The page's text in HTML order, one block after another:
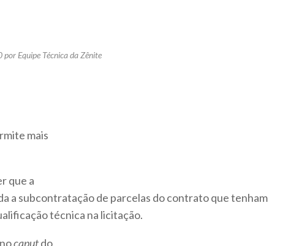
por Equipe Técnica da Zênite
mais
que a
a subcontratação de parcelas do contrato que tenham
técnica na licitação.
caputdo